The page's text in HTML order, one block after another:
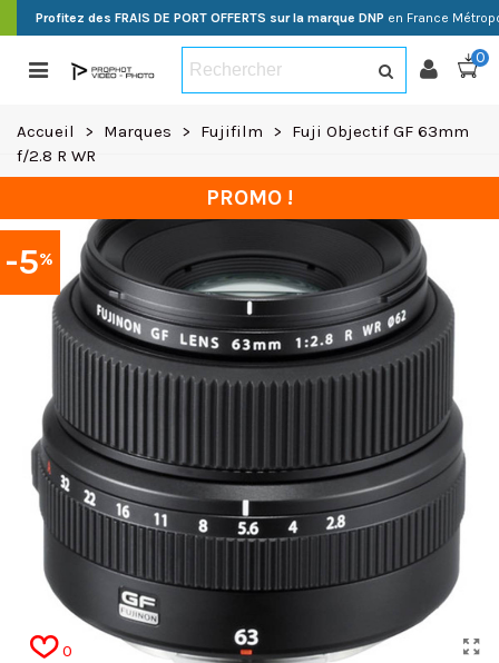
Profitez des FRAIS DE PORT OFFERTS sur la marque DNP en France
0
Accueil > Marques > Fujifilm >
Fuji Objectif GF 63mm
f/2.8 R WR
-5%
PROMO !
0